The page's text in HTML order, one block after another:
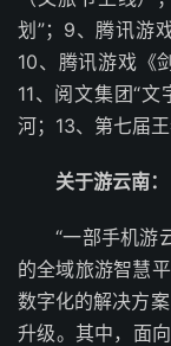
划”；9、腾讯游
10、腾讯游戏《
11、阅文集团“文
河；13、第七届
关于游云南：
“一部手机游
的全域旅游智慧
数字化的解决方
升级。其中，面